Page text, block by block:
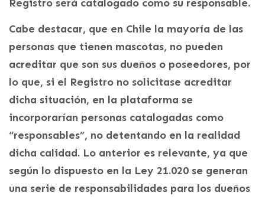
Registro será catalogado como su responsable.
Cabe destacar, que en Chile la mayoría de las
personas que tienen mascotas, no pueden
acreditar que son sus dueños o poseedores, por
lo que, si el Registro no solicitase acreditar
dicha situación, en la plataforma se
incorporarían personas catalogadas como
“responsables”, no detentando en la realidad
dicha calidad. Lo anterior es relevante, ya que
según lo dispuesto en la Ley 21.020 se generan
una serie de responsabilidades para los dueños